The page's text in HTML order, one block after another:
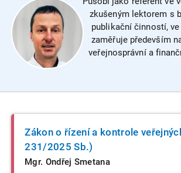
zkušeným lektorem s
publikační činností,
zaměřuje především
veřejnosprávní a
Zákon o řízení a kontrole
231/2025 Sb.)
Mgr. Ondřej Smetana